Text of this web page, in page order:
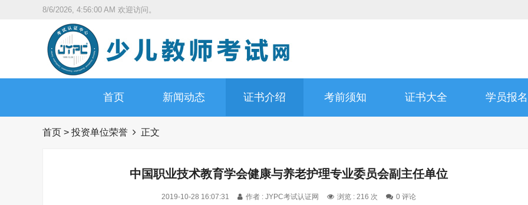
8/6/2026, 4:56:01 AM 欢迎访问。
首页 新闻动态 证书介绍 考前须知 证书大全 学员报名
首页 > 投资单位荣誉 正文
中国职业技术教育学会健康与养老护理专业委员会副主任单位
2019-10-28 16:07:31 作者 : JYPC考试认证网 浏览 : 216 次 0 评论